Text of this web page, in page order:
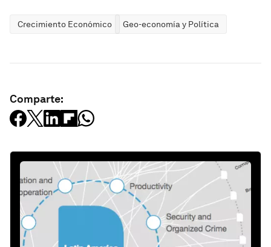
Crecimiento Económico Geo-economía y Política
Comparte: